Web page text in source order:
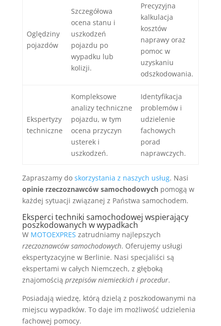
Oględziny
pojazdów
Szczegółowa
ocena stanu i
uszkodzeń
pojazdu po
wypadku lub
kolizji.
Precyzyjna
kalkulacja
kosztów
naprawy oraz
pomoc w
uzyskaniu
odszkodowania.
Ekspertyzy
techniczne
Kompleksowe
analizy techniczne
pojazdu, w tym
ocena przyczyn
usterek i
uszkodzeń.
Identyfikacja
problemów i
udzielenie
fachowych
porad
naprawczych.
Zapraszamy do skorzystania z naszych usług. Nasi
opinie rzeczoznawców samochodowychpomogą w
każdej sytuacji związanej z Państwa samochodem.
Eksperci techniki samochodowej wspierający
poszkodowanych w wypadkach
W MOTOEXPRES zatrudniamy najlepszych
rzeczoznawców samochodowych. Oferujemy usługi
ekspertyzacyjne w Berlinie. Nasi specjaliści są
ekspertami w całych Niemczech, z głęboką
znajomością przepisów niemieckich i procedur.
Posiadają wiedzę, którą dzielą z poszkodowanymi na
miejscu wypadków. To daje im możliwość udzielenia
fachowej pomocy.